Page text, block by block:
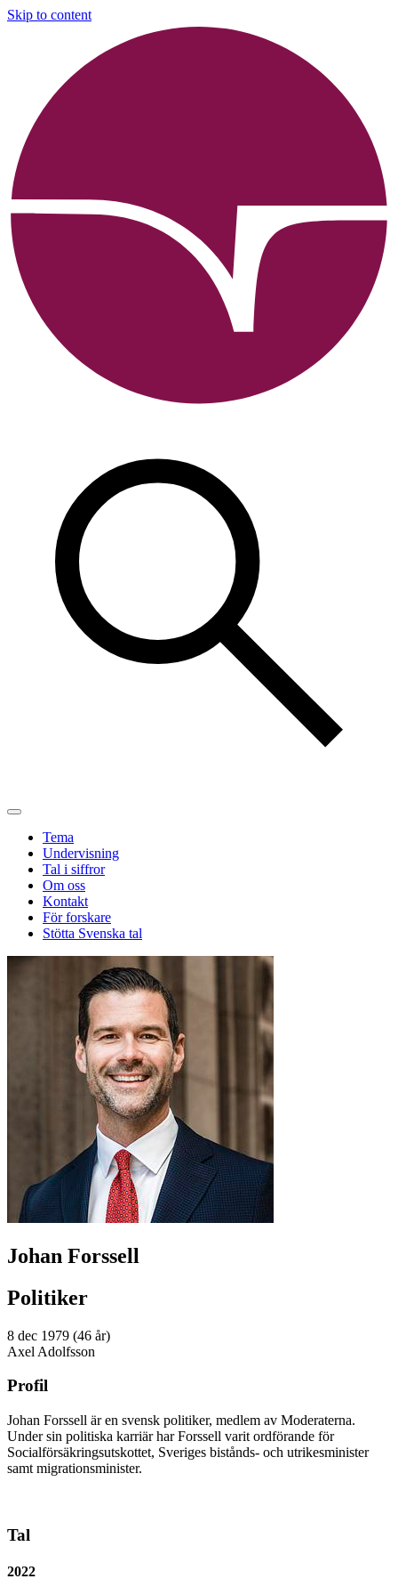
Skip to content
Tema
Undervisning
Tal i siffror
Om oss
Kontakt
För forskare
Stötta Svenska tal
Johan Forssell
Politiker
8 dec 1979 (46 år)
Axel Adolfsson
Profil
Johan Forssell är en svensk politiker, medlem av Moderaterna.
Under sin politiska karriär har Forssell varit ordförande för
Socialförsäkringsutskottet, Sveriges bistånds- och utrikesminister
samt migrationsminister.
Tal
2022